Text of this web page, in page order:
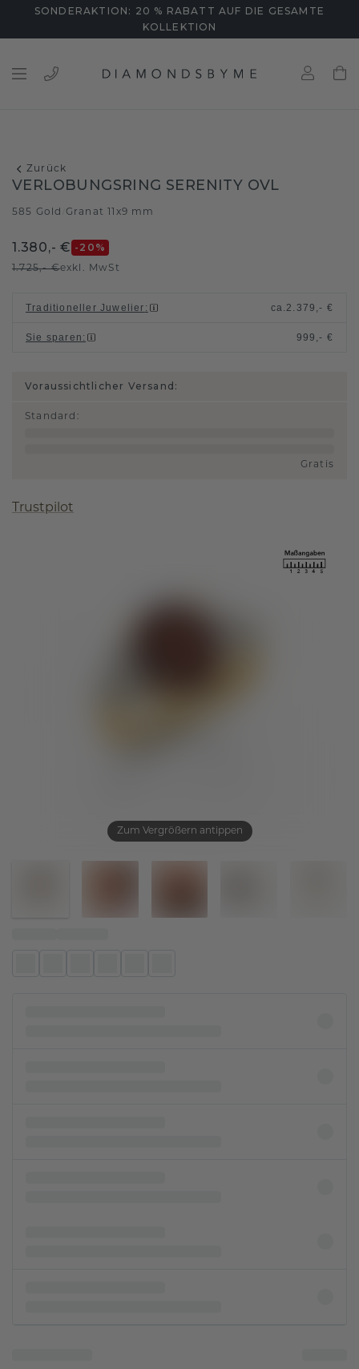
SONDERAKTION: 20 % RABATT AUF DIE GESAMTE
KOLLEKTION
Zurück
Zum Vergrößern antippen
VERLOBUNGSRING SERENITY OVL
585 Gold Granat 11x9 mm
1.380,- € -20 %
1.725,- €exkl. MwSt
Traditioneller Juwelier : ca.2.379,- €
Sie sparen : 999,- €
Voraussichtlicher Versand:
Standard :
Gratis
Trustpilot